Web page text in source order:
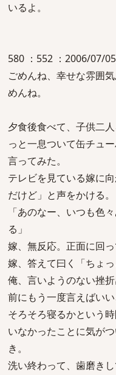
いるよ。
580 ：552 ：2006/07/
ごめんね、幸せな雰囲
めんね。
夕食後食べて、子供二
っと一息ついて缶チュ
言ってみた。
テレビを見ている嫁に
だけど」と声をかける。
「あのなー、いつも色
る」
嫁、無反応。正面に回
嫁、答えて曰く「ちょ
俺、言いようのない挫
前にもう一度言えばい
そろそろ寝るかという
いなかったことに気が
き。
洗い終わって、歯磨き